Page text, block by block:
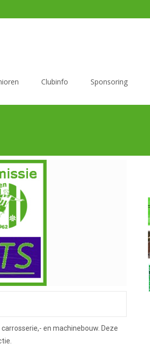
Clubinfo Sponsoring
en machinebouw. Deze